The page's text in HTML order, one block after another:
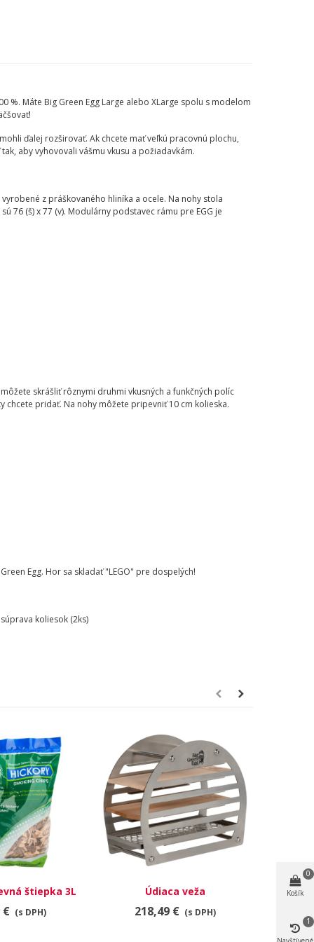
%. Máte Big Green Egg Large alebo XLarge spolu s modelom
ďalej rozširovať. Ak chcete mať veľkú pracovnú plochu,
aby vyhovovali vášmu vkusu a požiadavkám.
z práškovaného hliníka a ocele. Na nohy stola
76 (š) x 77 (v). Modulárny podstavec rámu pre EGG je
skrášliť rôznymi druhmi vkusných a funkčných políc
chcete pridať. Na nohy môžete pripevniť 10 cm kolieska.
Egg. Hor sa skladať "LEGO" pre dospelých!
koliesok (2ks)
štiepka 3L
€ (s DPH)
Údiaca veža
218,49 € (s DPH)
Košík
0
1